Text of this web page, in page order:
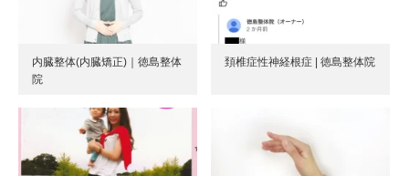
内臓整体(内臓矯正)｜徳島整体
院
頚椎症性神経根症 | 徳島整体院